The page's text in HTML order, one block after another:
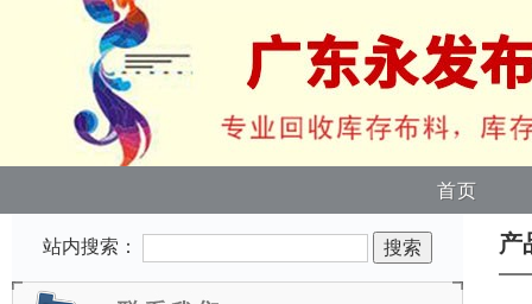
首页
站内搜索： 产